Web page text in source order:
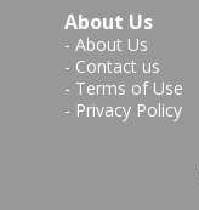
About Us
- About Us
- Contact us
- Terms of Use
- Privacy Policy